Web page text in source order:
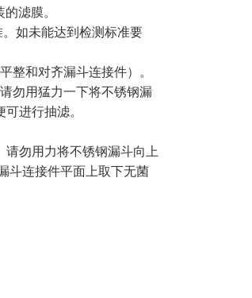
的滤膜。
如未能达到检测标准要
整和对齐漏斗连接件）。
勿用猛力一下将不锈钢漏
可进行抽滤。
请勿用力将不锈钢漏斗向上
斗连接件平面上取下无菌